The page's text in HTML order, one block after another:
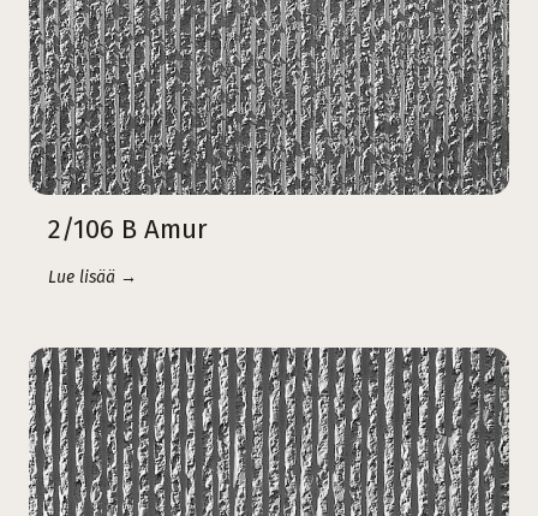
2/106 B Amur
Lue lisää →